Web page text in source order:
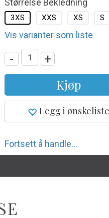
Størrelse Bekledning
3XS XXS XS S
Vis varianter som liste
- +
Kjøp
Legg i ønskeliste
Fortsett å handle...